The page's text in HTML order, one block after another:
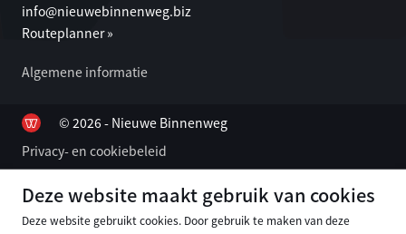
info@nieuwebinnenweg.biz
Routeplanner »
Algemene informatie
© 2026 - Nieuwe Binnenweg
Privacy- en cookiebeleid
Deze website maakt gebruik van cookies
Deze website gebruikt cookies. Door gebruik te maken van deze